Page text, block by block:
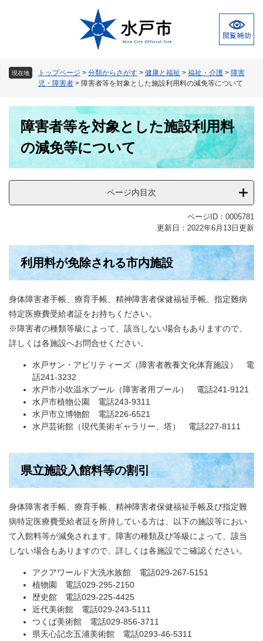
現在地 トップページ > 分類からさがす > 健康と福祉 > 福祉・介護 > 障害
児・障害者 > 障害者等を対象とした施設利用料の減免等について
障害者等を対象とした施設利用料
の減免等について
ページ内目次
ページID：0005781
更新日：2022年6月13日更新
利用料が免除される市内施設
身体障害者手帳、療育手帳、精神障害者保健福祉手帳、指定難病
特定医療費受給者証をお持ちください。
※障害者の種類等級によって、該当しない場合もありますので、
詳しくは各施設へお問合せください。
水戸サン・アビリティーズ（障害者教養文化体育施設） 電
話241-3232
水戸市小吹温水プール（障害者用プール） 電話241-9121
水戸市植物公園 電話243-9311
水戸市立博物館 電話226-6521
水戸芸術館（現代美術ギャラリー、塔） 電話227-8111
県立施設入館料等の割引
身体障害者手帳、療育手帳、精神障害者保健福祉手帳及び指定難
病特定医療費受給者証を所持している方は、以下の施設等におい
て入館料等が減免されます。障害の種類及び等級によって、該当
しない場合もありますので、詳しくは各施設でご確認ください。
アクアワールド大洗水族館 電話029-267-5151
植物園 電話029-295-2150
歴史館 電話029-225-4425
近代美術館 電話029-243-5111
つくば美術館 電話029-856-3711
県天心記念五浦美術館 電話0293-46-5311